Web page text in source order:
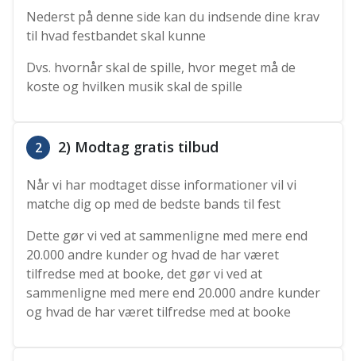
Nederst på denne side kan du indsende dine krav
til hvad festbandet skal kunne
Dvs. hvornår skal de spille, hvor meget må de
koste og hvilken musik skal de spille
2 2) Modtag gratis tilbud
Når vi har modtaget disse informationer vil vi
matche dig op med de bedste bands til fest
Dette gør vi ved at sammenligne med mere end
20.000 andre kunder og hvad de har været
tilfredse med at booke, det gør vi ved at
sammenligne med mere end 20.000 andre kunder
og hvad de har været tilfredse med at booke